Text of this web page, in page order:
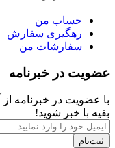
من
سفارش
من
خبرنامه
در خبرنامه از آخرین
شوید!